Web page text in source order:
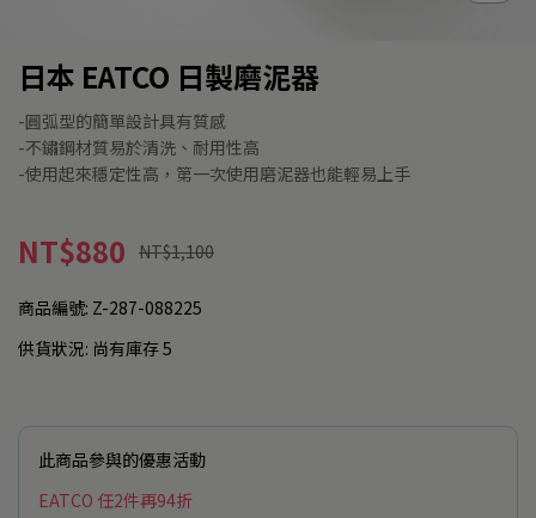
日本 EATCO 日製磨泥器
-圓弧型的簡單設計具有質感
-不鏽鋼材質易於清洗、耐用性高
-使用起來穩定性高，第一次使用磨泥器也能輕易上手
NT$880 NT$1,100
商品編號: Z-287-088225
供貨狀況: 尚有庫存 5
此商品參與的優惠活動
EATCO 任2件再94折